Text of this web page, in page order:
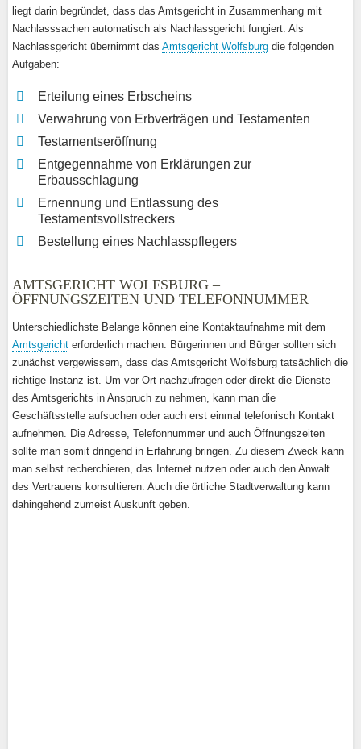
liegt darin begründet, dass das Amtsgericht in Zusammenhang mit
Nachlasssachen automatisch als Nachlassgericht fungiert. Als
Nachlassgericht übernimmt das Amtsgericht Wolfsburg die folgenden
Aufgaben:
Erteilung eines Erbscheins
Verwahrung von Erbverträgen und Testamenten
Testamentseröffnung
Entgegennahme von Erklärungen zur
Erbausschlagung
Ernennung und Entlassung des
Testamentsvollstreckers
Bestellung eines Nachlasspflegers
AMTSGERICHT WOLFSBURG –
ÖFFNUNGSZEITEN UND TELEFONNUMMER
Unterschiedlichste Belange können eine Kontaktaufnahme mit dem
Amtsgericht erforderlich machen. Bürgerinnen und Bürger sollten sich
zunächst vergewissern, dass das Amtsgericht Wolfsburg tatsächlich die
richtige Instanz ist. Um vor Ort nachzufragen oder direkt die Dienste
des Amtsgerichts in Anspruch zu nehmen, kann man die
Geschäftsstelle aufsuchen oder auch erst einmal telefonisch Kontakt
aufnehmen. Die Adresse, Telefonnummer und auch Öffnungszeiten
sollte man somit dringend in Erfahrung bringen. Zu diesem Zweck kann
man selbst recherchieren, das Internet nutzen oder auch den Anwalt
des Vertrauens konsultieren. Auch die örtliche Stadtverwaltung kann
dahingehend zumeist Auskunft geben.